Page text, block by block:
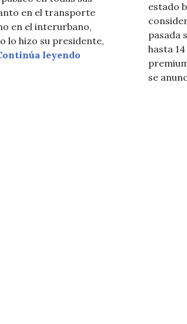
Claro y Triple Play de Tricom
en el transporte
en el interurbano,
lo hizo su presidente,
leyendo Rebajan precios del
estado
pasada
hasta
se